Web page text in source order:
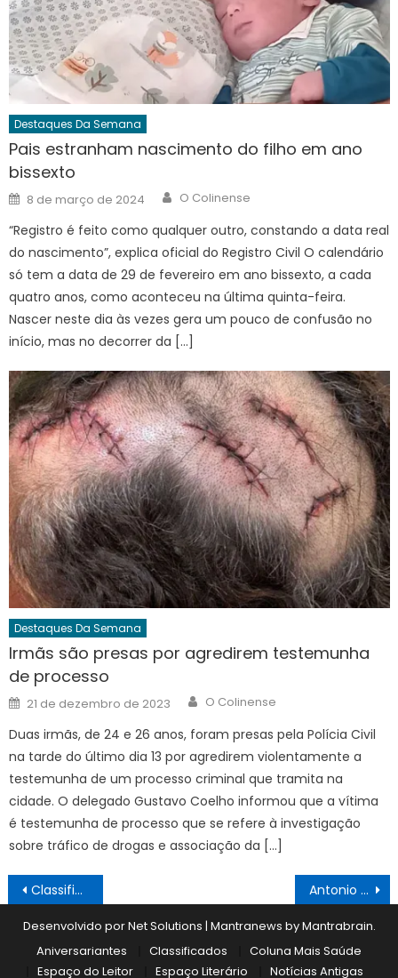
Destaques Da Semana
Pais estranham nascimento do filho em ano
bissexto
Posted
on
8 de março de 2024 Author
O Colinense
“Registro é feito como qualquer outro, constando a data real
do nascimento”, explica oficial do Registro Civil O calendário
só tem a data de 29 de fevereiro em ano bissexto, a cada
quatro anos, como aconteceu na última quinta-feira.
Nascer neste dia às vezes gera um pouco de confusão no
início, mas no decorrer da […]
Destaques Da Semana
Irmãs são presas por agredirem testemunha
de processo
Posted
on
21 de dezembro de 2023 Author
O Colinense
Duas irmãs, de 24 e 26 anos, foram presas pela Polícia Civil
na tarde do último dia 13 por agredirem violentamente a
testemunha de um processo criminal que tramita na
cidade. O delegado Gustavo Coelho informou que a vítima
é testemunha de processo que se refere à investigação
sobre tráfico de drogas e associação da […]
Navegação
de
Post
Classificados 19/01 Antonio Junqueira reforça compromisso de diálogo com todos os setores da cadeia produtiva
Desenvolvido por Net Solutions | Mantranews byMantrabrain.
Aniversariantes
Classificados
Coluna Mais Saúde
Espaço do Leitor
Espaço Literário Notícias Antigas